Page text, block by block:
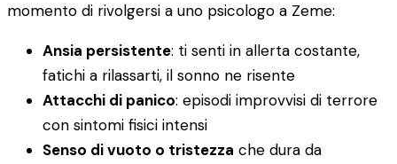
momento di rivolgersi a uno psicologo a Zeme:
Ansia persistente: ti senti in allerta costante,
fatichi a rilassarti, il sonno ne risente
Attacchi di panico: episodi improvvisi di terrore
con sintomi fisici intensi
Senso di vuoto o tristezza che dura da